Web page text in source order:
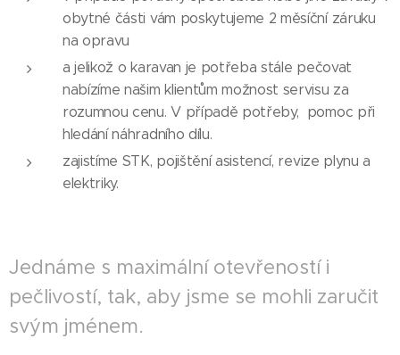
obytné části vám poskytujeme 2 měsíční záruku
na opravu
a jelikož o karavan je potřeba stále pečovat
nabízíme našim klientům možnost servisu za
rozumnou cenu. V případě potřeby, pomoc při
hledání náhradního dílu.
zajistíme STK, pojištění asistencí, revize plynu a
elektriky.
Jednáme s maximální otevřeností i
pečlivostí, tak, aby jsme se mohli zaručit
svým jménem.